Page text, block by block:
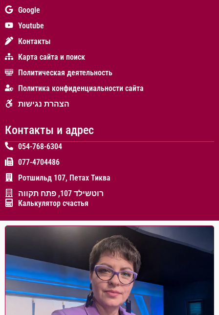
Google
Youtube
Контакты
Карта сайта и поиск
Политическая деятельность
Политика конфиденциальности сайта
הצהרת נגישות
Контакты и адрес
054-768-6304
077-4704486
Ротшильд 107, Петах Тиква
רוטשילד 107, פתח תקווה
Калькулятор счастья